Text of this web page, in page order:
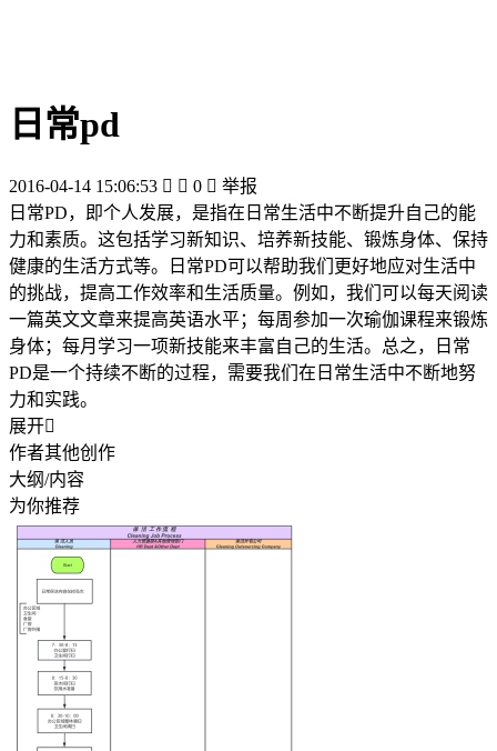
日常pd
2016-04-14 15:06:53   0  举报
日常PD，即个人发展，是指在日常生活中不断提升自己的能
力和素质。这包括学习新知识、培养新技能、锻炼身体、保持
健康的生活方式等。日常PD可以帮助我们更好地应对生活中
的挑战，提高工作效率和生活质量。例如，我们可以每天阅读
一篇英文文章来提高英语水平；每周参加一次瑜伽课程来锻炼
身体；每月学习一项新技能来丰富自己的生活。总之，日常
PD是一个持续不断的过程，需要我们在日常生活中不断地努
力和实践。
展开
作者其他创作
大纲/内容
为你推荐